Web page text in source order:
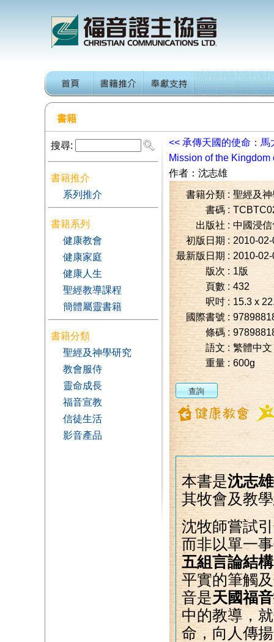
書籍
搜尋:
書籍推介
系列推介
書籍系列
健康教會
健康家庭
健康人生
聖經教導課程
簡體屬靈書籍
書籍分類
聖經及神學研究
教會服侍
靈命成長
福音宣教
信徒生活
影音產品
<< 承傳天國的使命：馬
Mission of the
作者：沈志雄
書籍分類 : 聖經及
書碼 :
出版社 : 中國浸
初版日期 : 2010-
最新版日期 : 2010-
版次 : 1版
頁數 : 432
呎吋 : 15.3 x
國際書號 :
條碼 :
語文 : 繁體中文
重量 : 600g
本書是沈志
其牧會及教
沈牧師嘗試
而非以單一
五組言論結構
平實的筆觸
音是天國福
中的教導，
命，向人傳